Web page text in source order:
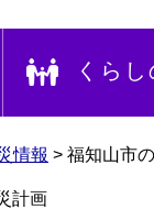
くら
情報 > 福知山市
計画